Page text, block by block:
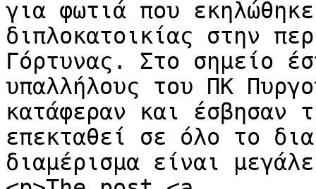
για φωτιά που
διπλοκατοικίας στην
Γόρτυνας. Στο σημείο
υπαλλήλους του ΠΚ
κατάφεραν και έσβησαν
επεκταθεί σε όλο το
διαμέρισμα είναι